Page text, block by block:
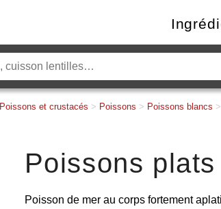
Poissons et crustacés > Poissons > Poissons blancs >
Poissons plats
Poisson de mer au corps fortement